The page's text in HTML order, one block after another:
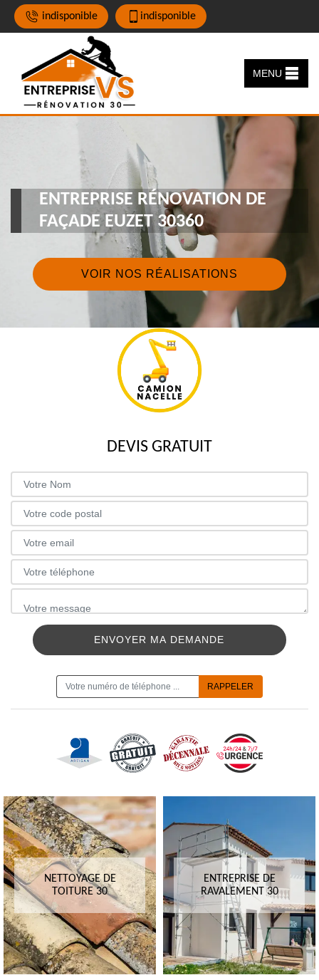
indisponible indisponible
MENU
ENTREPRISE RÉNOVATION DE
FAÇADE EUZET 30360
VOIR NOS RÉALISATIONS
DEVIS GRATUIT
NETTOYAGE DE
TOITURE 30
ENTREPRISE DE
RAVALEMENT 30